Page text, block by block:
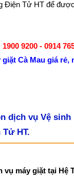
Điện Tử HT để
9200 - 0914
giặt Cà Mau giá rẻ,
dịch vụ Vệ sinh
HT.
vụ máy giặt tại Hệ